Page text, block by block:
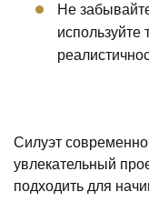
Не
используйте
Силуэт
увлекательный
подходить для